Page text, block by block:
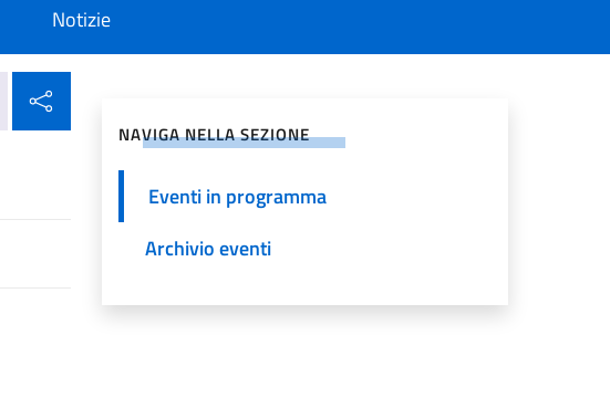
Notizie
NAVIGA NELLA SEZIONE
Eventi in programma
Archivio eventi